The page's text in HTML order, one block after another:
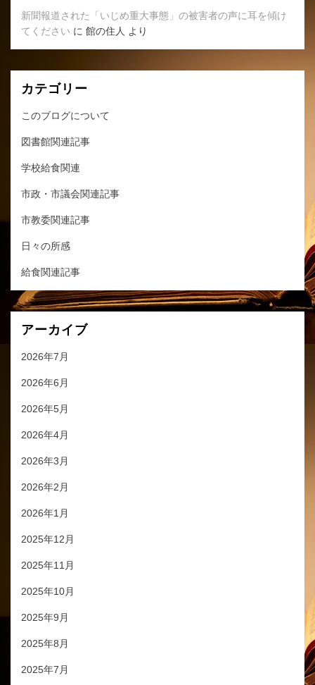
新聞報道された「いじめ重大事態」の被害者の声に耳を傾け
てください に 館の住人 より
カテゴリー
このブログについて
図書館関連記事
学校給食関連
市政・市議会関連記事
市教委関連記事
日々の所感
給食関連記事
アーカイブ
2026年7月
2026年6月
2026年5月
2026年4月
2026年3月
2026年2月
2026年1月
2025年12月
2025年11月
2025年10月
2025年9月
2025年8月
2025年7月